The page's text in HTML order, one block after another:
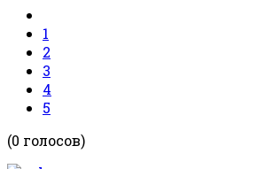
1
2
3
4
5
(0 голосов)